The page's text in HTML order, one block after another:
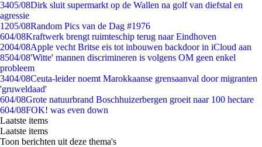
3405/08Dirk sluit supermarkt op de Wallen na golf van diefstal en
agressie
1205/08Random Pics van de Dag #1976
604/08Kraftwerk brengt ruimteschip terug naar Eindhoven
2004/08Apple vecht Britse eis tot inbouwen backdoor in iCloud aan
8504/08'Witte' mannen discrimineren is volgens OM geen enkel
probleem
3404/08Ceuta-leider noemt Marokkaanse grensaanval door migranten
'gruweldaad'
604/08Grote natuurbrand Boschhuizerbergen groeit naar 100 hectare
604/08FOK! was even down
Laatste items
Laatste items
Toon berichten uit deze thema's